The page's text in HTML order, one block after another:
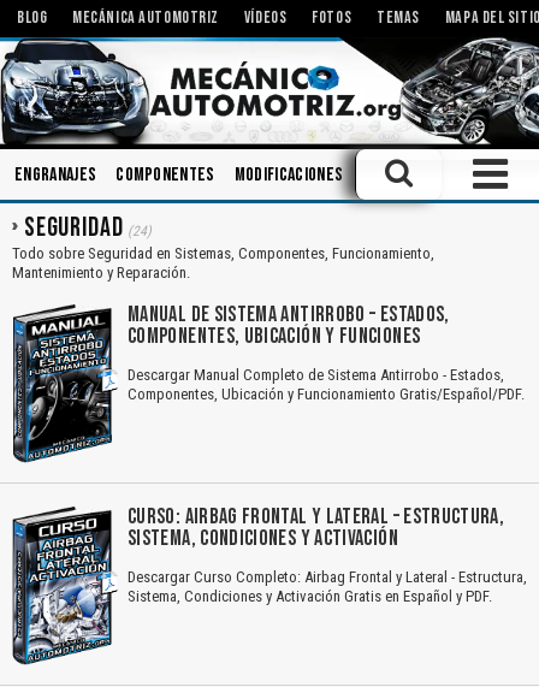
BLOG MECÁNICA AUTOMOTRIZ VÍDEOS FOTOS TEMAS MAPA DEL
Engranajes Componentes Modificaciones Mecanismos
SEGURIDAD (24)
Todo sobre Seguridad en Sistemas, Componentes, Funcionamiento,
Mantenimiento y Reparación.
MANUAL DE SISTEMA ANTIRROBO – ESTADOS,
COMPONENTES, UBICACIÓN Y FUNCIONES
Descargar Manual Completo de Sistema Antirrobo - Estados,
Componentes, Ubicación y Funcionamiento Gratis/Español/PDF.
CURSO: AIRBAG FRONTAL Y LATERAL – ESTRUCTURA,
SISTEMA, CONDICIONES Y ACTIVACIÓN
Descargar Curso Completo: Airbag Frontal y Lateral - Estructura,
Sistema, Condiciones y Activación Gratis en Español y PDF.